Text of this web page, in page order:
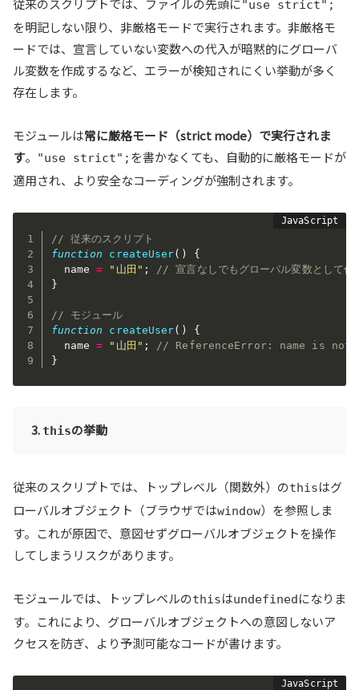
従来のスクリプトでは、ファイルの先頭に"use strict";
を明記しない限り、非厳格モードで実行されます。非厳格モ
ードでは、宣言していない変数への代入が暗黙的にグローバ
ル変数を作成するなど、エラーが検知されにくい挙動が多く
存在します。
モジュールは常に厳格モード（strict mode）で実行されま
す。 "use strict"; を書かなくても、自動的に厳格モードが
適用され、より安全なコーディングが強制されます。
// 従来のスクリプト
function
createUser( )
{
  name
= "山田" ;
// 宣言なしでもグローバル変数として作
}
// モジュール
function
createUser( )
{
  name
= "山田" ;
// ReferenceError: name is not
}
3.thisの挙動
従来のスクリプトでは、トップレベル（関数外）のthisはグ
ローバルオブジェクト（ブラウザではwindow）を参照しま
す。これが原因で、意図せずグローバルオブジェクトを操作
してしまうリスクがあります。
モジュールでは、トップレベルのthisはundefined になりま
す。これにより、グローバルオブジェクトへの意図しないア
クセスを防ぎ、より予測可能なコードが書けます。